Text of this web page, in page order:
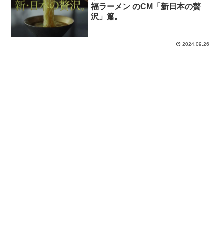
福ラーメン のCM「新日本の贅
沢」篇。
2024.09.26